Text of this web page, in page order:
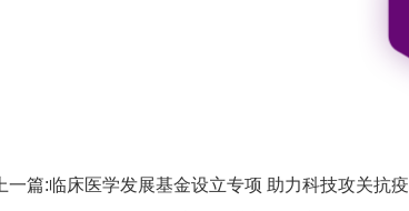
一篇:临床医学发展基金设立专项 助力科技攻关抗疫